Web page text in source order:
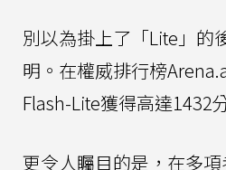
別以為掛上了「Lite」的
明。在權威排行榜
Flash-Lite獲得高達1432
更令人矚目的是，在多